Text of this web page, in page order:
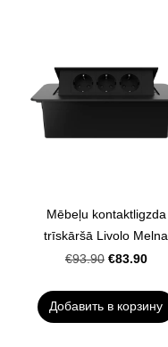
Mēbeļu kontaktligzda
trīskāršā Livolo Melna
€93.90 €83.90
Добавить в корзину